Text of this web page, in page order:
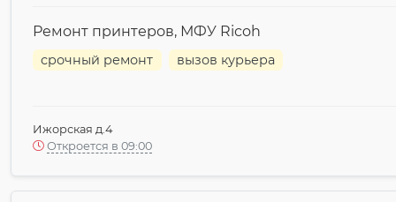
Ремонт принтеров, МФУ Ricoh
срочный ремонт вызов курьера
Ижорская д.4
Откроется в 09:00